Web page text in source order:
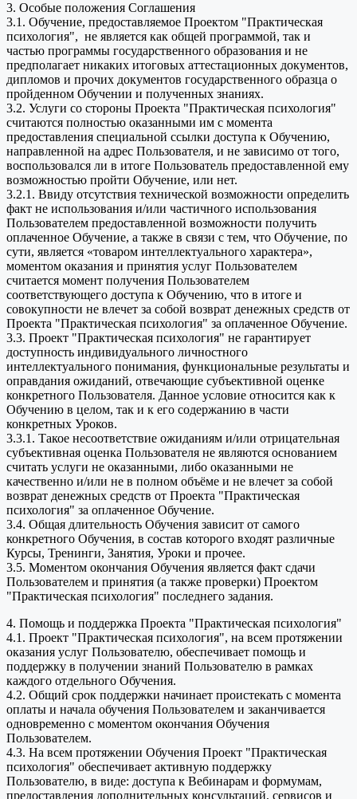
3. Особые положения Соглашения
3.1. Обучение, предоставляемое Проектом "Практическая
психология", не является как общей программой, так и
частью программы государственного образования и не
предполагает никаких итоговых аттестационных документов,
дипломов и прочих документов государственного образца о
пройденном Обучении и полученных знаниях.
3.2. Услуги со стороны Проекта "Практическая психология"
считаются полностью оказанными им с момента
предоставления специальной ссылки доступа к Обучению,
направленной на адрес Пользователя, и не зависимо от того,
воспользовался ли в итоге Пользователь предоставленной ему
возможностью пройти Обучение, или нет.
3.2.1. Ввиду отсутствия технической возможности определить
факт не использования и/или частичного использования
Пользователем предоставленной возможности получить
оплаченное Обучение, а также в связи с тем, что Обучение, по
сути, является «товаром интеллектуального характера»,
моментом оказания и принятия услуг Пользователем
считается момент получения Пользователем
соответствующего доступа к Обучению, что в итоге и
совокупности не влечет за собой возврат денежных средств от
Проекта "Практическая психология" за оплаченное Обучение.
3.3. Проект "Практическая психология" не гарантирует
доступность индивидуального личностного
интеллектуального понимания, функциональные результаты и
оправдания ожиданий, отвечающие субъективной оценке
конкретного Пользователя. Данное условие относится как к
Обучению в целом, так и к его содержанию в части
конкретных Уроков.
3.3.1. Такое несоответствие ожиданиям и/или отрицательная
субъективная оценка Пользователя не являются основанием
считать услуги не оказанными, либо оказанными не
качественно и/или не в полном объёме и не влечет за собой
возврат денежных средств от Проекта "Практическая
психология" за оплаченное Обучение.
3.4. Общая длительность Обучения зависит от самого
конкретного Обучения, в состав которого входят различные
Курсы, Тренинги, Занятия, Уроки и прочее.
3.5. Моментом окончания Обучения является факт сдачи
Пользователем и принятия (а также проверки) Проектом
"Практическая психология" последнего задания.
4. Помощь и поддержка Проекта "Практическая психология"
4.1. Проект "Практическая психология", на всем протяжении
оказания услуг Пользователю, обеспечивает помощь и
поддержку в получении знаний Пользователю в рамках
каждого отдельного Обучения.
4.2. Общий срок поддержки начинает проистекать с момента
оплаты и начала обучения Пользователем и заканчивается
одновременно с моментом окончания Обучения
Пользователем.
4.3. На всем протяжении Обучения Проект "Практическая
психология" обеспечивает активную поддержку
Пользователю, в виде: доступа к Вебинарам и формумам,
предоставления дополнительных консультаций, сервисов и